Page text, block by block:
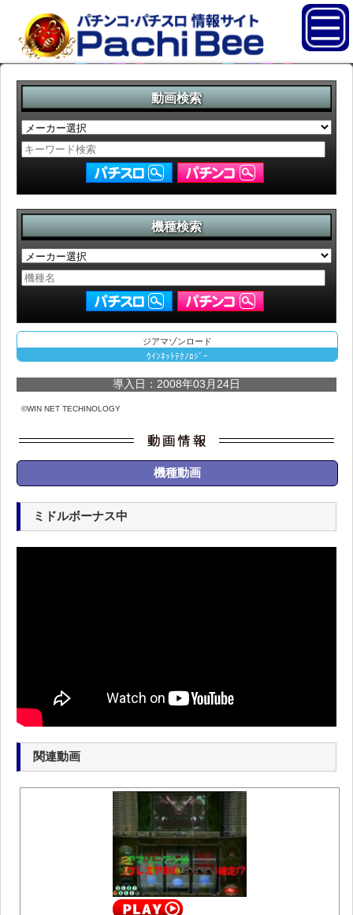
動画検索
機種検索
ジアマゾンロード
ｳｲﾝﾈｯﾄﾃｸﾉﾛｼﾞｰ
導入日：2008年03月24日
©WIN NET TECHINOLOGY
機種動画
ミドルボーナス中
関連動画